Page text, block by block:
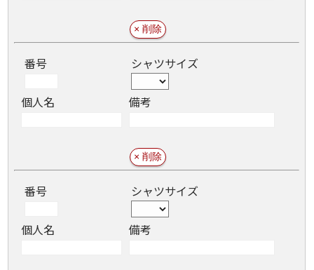
番号 シャツサイズ
個人名 備考
番号 シャツサイズ
個人名 備考